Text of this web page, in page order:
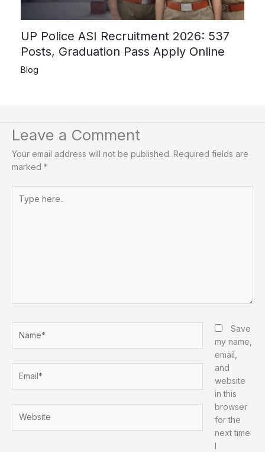
UP Police ASI Recruitment 2026: 537
Posts, Graduation Pass Apply Online
Blog
Leave a Comment
Your email address will not be published. Required fields are
marked *
here..
Save
my name,
email,
and
website
in this
browser
for the
next time
I